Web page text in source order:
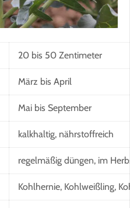
20 bis 50 Zentimeter
März bis April
Mai bis September
kalkhaltig, nährstoffreich
regelmäßig düngen, im
Kohlhernie, Kohlweißling,